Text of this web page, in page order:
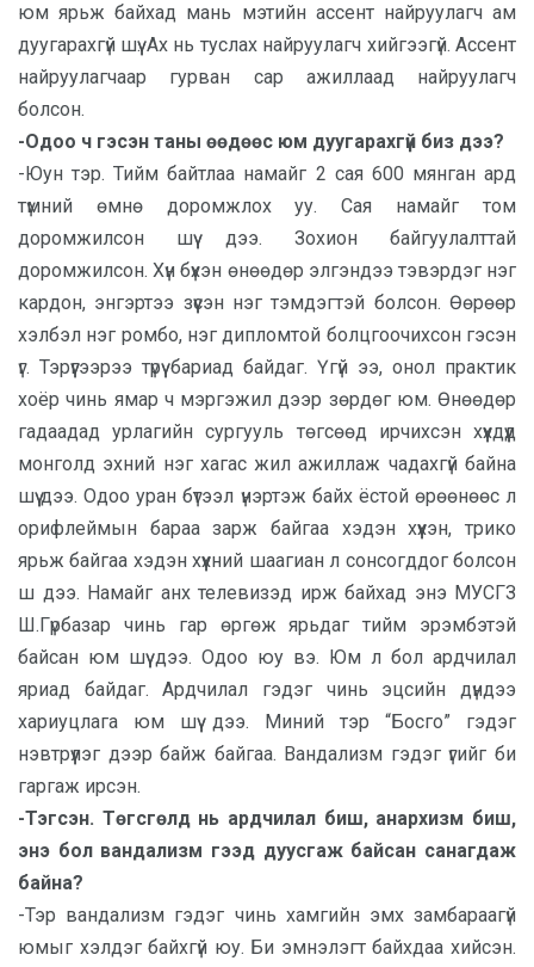
юм ярьж байхад мань мэтийн ассент найруулагч ам
дуугарахгүй шүү. Ах нь туслах найруулагч хийгээгүй. Ассент
найруулагчаар гурван сар ажиллаад найруулагч
болсон.
-Одоо ч гэсэн таны өөдөөс юм дуугарахгүй биз дээ?
-Юун тэр. Тийм байтлаа намайг 2 сая 600 мянган ард
түмний өмнө доромжлох уу. Сая намайг том
доромжилсон шүү дээ. Зохион байгуулалттай
доромжилсон. Хүн бүхэн өнөөдөр элгэндээ тэвэрдэг нэг
кардон, энгэртээ зүүсэн нэг тэмдэгтэй болсон. Өөрөөр
хэлбэл нэг ромбо, нэг дипломтой болцгоочихсон гэсэн
үг. Тэрүүгээрээ түрүү бариад байдаг. Үгүй ээ, онол практик
хоёр чинь ямар ч мэргэжил дээр зөрдөг юм. Өнөөдөр
гадаадад урлагийн сургууль төгсөөд ирчихсэн хүүхдүүд
монголд эхний нэг хагас жил ажиллаж чадахгүй байна
шүү дээ. Одоо уран бүтээл үнэртэж байх ёстой өрөөнөөс л
орифлеймын бараа зарж байгаа хэдэн хүүхэн, трико
ярьж байгаа хэдэн хүүхний шаагиан л сонсогддог болсон
ш дээ. Намайг анх телевизэд ирж байхад энэ МУСГЗ
Ш.Гүрбазар чинь гар өргөж ярьдаг тийм эрэмбэтэй
байсан юм шүү дээ. Одоо юу вэ. Юм л бол ардчилал
яриад байдаг. Ардчилал гэдэг чинь эцсийн дүндээ
хариуцлага юм шүү дээ. Миний тэр “Босго” гэдэг
нэвтрүүлэг дээр байж байгаа. Вандализм гэдэг үгийг би
гаргаж ирсэн.
-Тэгсэн. Төгсгөлд нь ардчилал биш, анархизм биш,
энэ бол вандализм гээд дуусгаж байсан санагдаж
байна?
-Тэр вандализм гэдэг чинь хамгийн эмх замбараагүй
юмыг хэлдэг байхгүй юу. Би эмнэлэгт байхдаа хийсэн.